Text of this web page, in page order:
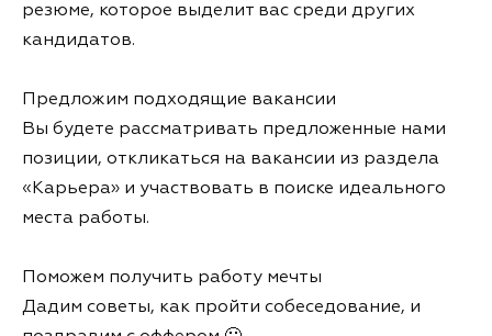
резюме, которое выделит вас среди других
кандидатов.
Предложим подходящие вакансии
Вы будете рассматривать предложенные нами
позиции, откликаться на вакансии из раздела
«Карьера» и участвовать в поиске идеального
места работы.
Поможем получить работу мечты
Дадим советы, как пройти собеседование, и